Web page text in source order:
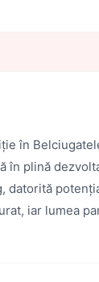
în
plină
iar lumea